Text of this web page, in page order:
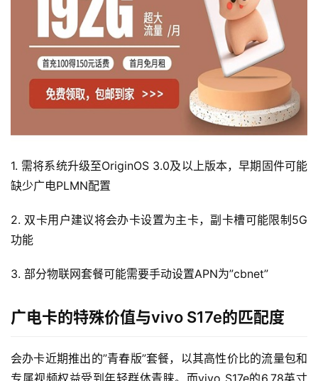
首
流
卡
宽
随
1. 需将系统升级至OriginOS 3.0及以上版本，早期固件可能
缺少广电PLMN配置
2. 双卡用户建议将会办卡设置为主卡，副卡槽可能限制5G
功能
3. 部分物联网套餐可能需要手动设置APN为”cbnet”
广电卡的特殊价值与vivo S17e的匹配度
会办卡近期推出的”青春版”套餐，以其高性价比的流量包和